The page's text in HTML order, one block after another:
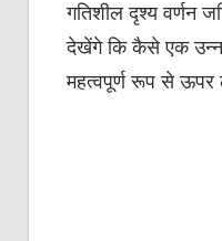
गतिशील दृश्य वर्णन
देखेंगे कि कैसे एक
महत्वपूर्ण रूप से ऊपर